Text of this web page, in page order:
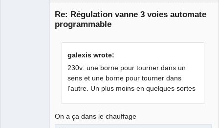
Re: Régulation vanne 3 voies automate
programmable
galexis wrote:
230v: une borne pour tourner dans un
sens et une borne pour tourner dans
l'autre. Un plus moins en quelques sortes
On a ça dans le chauffage